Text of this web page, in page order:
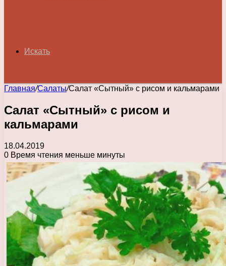
Искать
Главная/Салаты/Салат «Сытный» с рисом и кальмарами
Салат «Сытный» с рисом и
кальмарами
18.04.2019
0 Время чтения меньше минуты